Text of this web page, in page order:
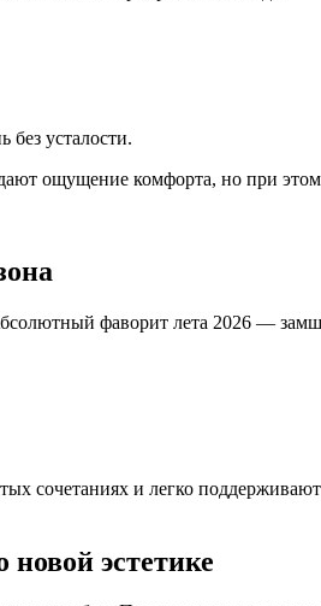
без усталости.
ощущение комфорта, но при
фаворит лета 2026 —
сочетаниях и легко
эстетике